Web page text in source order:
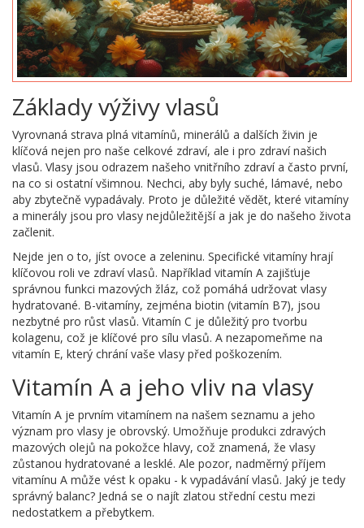
Základy výživy vlasů
Vyrovnaná strava plná vitamínů, minerálů a dalších živin je
klíčová nejen pro naše celkové zdraví, ale i pro zdraví našich
vlasů. Vlasy jsou odrazem našeho vnitřního zdraví a často první,
na co si ostatní všimnou. Nechci, aby byly suché, lámavé, nebo
aby zbytečně vypadávaly. Proto je důležité vědět, které vitamíny
a minerály jsou pro vlasy nejdůležitější a jak je do našeho života
začlenit.
Nejde jen o to, jíst ovoce a zeleninu. Specifické vitamíny hrají
klíčovou roli ve zdraví vlasů. Například vitamín A zajišťuje
správnou funkci mazových žláz, což pomáhá udržovat vlasy
hydratované. B-vitamíny, zejména biotin (vitamín B7), jsou
nezbytné pro růst vlasů. Vitamín C je důležitý pro tvorbu
kolagenu, což je klíčové pro sílu vlasů. A nezapomeňme na
vitamín E, který chrání vaše vlasy před poškozením.
Vitamín A a jeho vliv na vlasy
Vitamín A je prvním vitamínem na našem seznamu a jeho
význam pro vlasy je obrovský. Umožňuje produkci zdravých
mazových olejů na pokožce hlavy, což znamená, že vlasy
zůstanou hydratované a lesklé. Ale pozor, nadměrný příjem
vitamínu A může vést k opaku - k vypadávání vlasů. Jaký je tedy
správný balanc? Jedná se o najít zlatou střední cestu mezi
nedostatkem a přebytkem.